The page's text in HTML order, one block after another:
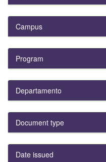
Campus
Program
Departamento
Document type
Date issued